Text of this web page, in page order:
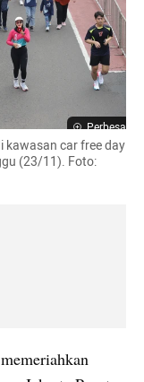
Perbesar
kawasan car free day
(23/11). Foto: